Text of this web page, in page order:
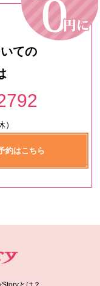
ての
約はこちら